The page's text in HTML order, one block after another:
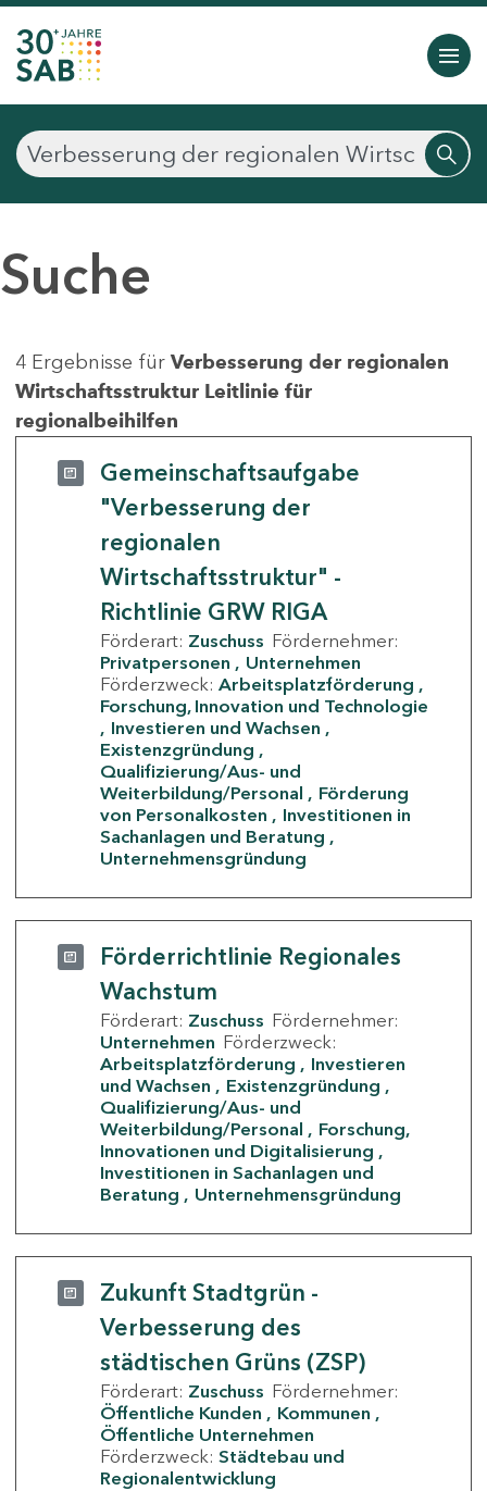
Suche
4 Ergebnisse für Verbesserung der regionalen
Wirtschaftsstruktur Leitlinie für
regionalbeihilfen
Gemeinschaftsaufgabe
"Verbesserung der
regionalen
Wirtschaftsstruktur" -
Richtlinie GRW RIGA
Förderart: Zuschuss Fördernehmer:
Privatpersonen
Unternehmen
Förderzweck: Arbeitsplatzförderung
Forschung, Innovation und Technologie
Investieren und Wachsen
Existenzgründung
Qualifizierung/Aus- und
Weiterbildung/Personal
Förderung
von Personalkosten
Investitionen in
Sachanlagen und Beratung
Unternehmensgründung
Förderrichtlinie Regionales
Wachstum
Förderart: Zuschuss Fördernehmer:
Unternehmen Förderzweck:
Arbeitsplatzförderung
Investieren
und Wachsen
Existenzgründung
Qualifizierung/Aus- und
Weiterbildung/Personal
Forschung,
Innovationen und Digitalisierung
Investitionen in Sachanlagen und
Beratung
Unternehmensgründung
Zukunft Stadtgrün -
Verbesserung des
städtischen Grüns (ZSP)
Förderart: Zuschuss Fördernehmer:
Öffentliche Kunden
Kommunen
Öffentliche Unternehmen
Förderzweck: Städtebau und
Regionalentwicklung